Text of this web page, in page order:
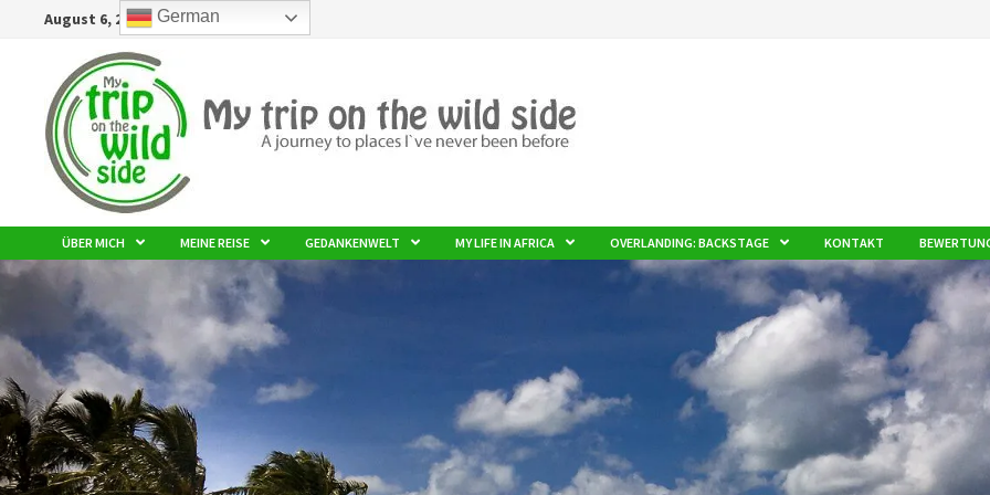
August 6, 2026
ÜBER MICH MEINE REISE GEDANKENWELT MY LIFE IN AFRICA OVERLANDING: BACKSTAGE KONTAKT
German